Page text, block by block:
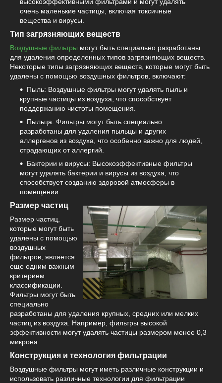
очень маленькие частицы, включая токсичные
вещества и вирусы.
Тип загрязняющих веществ
Воздушные фильтры могут быть специально разработаны
для удаления определенных типов загрязняющих веществ.
Некоторые типы загрязняющих веществ, которые могут быть
удалены с помощью воздушных фильтров, включают:
Пыль: Воздушные фильтры могут удалять пыль и
крупные частицы из воздуха, что способствует
поддержанию чистоты помещения.
Пыльца: Фильтры могут быть специально
разработаны для удаления пыльцы и других
аллергенов из воздуха, что особенно важно для людей,
страдающих от аллергий.
Бактерии и вирусы: Высокоэффективные фильтры
могут удалять бактерии и вирусы из воздуха, что
способствует созданию здоровой атмосферы в
помещении.
Размер частиц
Размер частиц,
которые могут быть
удалены с помощью
воздушных
фильтров, является
еще одним важным
критерием
классификации.
Фильтры могут быть
специально
разработаны для удаления крупных, средних или мелких
частиц из воздуха. Например, фильтры высокой
эффективности могут удалять частицы размером менее 0,3
микрона.
Конструкция и технология фильтрации
Воздушные фильтры могут иметь различные конструкции и
использовать различные технологии для фильтрации